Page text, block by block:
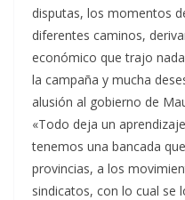
disputas, los momentos
diferentes caminos,
económico que trajo
la campaña y mucha
alusión al gobierno de
«Todo deja un
tenemos una bancada
provincias, a los
sindicatos, con lo cual se